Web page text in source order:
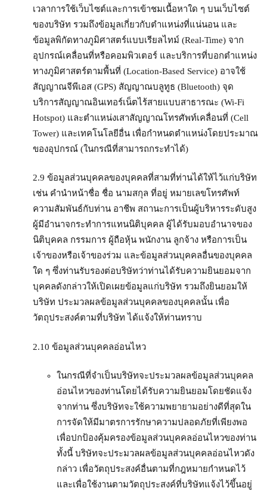
เวลาการใช้เว็บไซต์และการเข้าชมเนื้อหาใด ๆ บนเว็บไซต์
ของบริษัท รวมถึงข้อมูลเกี่ยวกับตำแหน่งที่แน่นอน และ
ข้อมูลพิกัดทางภูมิศาสตร์แบบเรียลไทม์ (Real-Time) จาก
อุปกรณ์เคลื่อนที่หรือคอมพิวเตอร์ และบริการที่บอกตำแหน่ง
ทางภูมิศาสตร์ตามพื้นที่ (Location-Based Service) อาจใช้
สัญญาณจีพีเอส (GPS) สัญญาณบลูทูธ (Bluetooth) จุด
บริการสัญญาณอินเทอร์เน็ตไร้สายแบบสาธารณะ (Wi-Fi
Hotspot) และตำแหน่งเสาสัญญาณโทรศัพท์เคลื่อนที่ (Cell
Tower) และเทคโนโลยีอื่น เพื่อกำหนดตำแหน่งโดยประมาณ
ของอุปกรณ์ (ในกรณีที่สามารถกระทำได้)
2.9 ข้อมูลส่วนบุคคลของบุคคลที่สามที่ท่านได้ให้ไว้แก่บริษัท
เช่น คำนำหน้าชื่อ ชื่อ นามสกุล ที่อยู่ หมายเลขโทรศัพท์
ความสัมพันธ์กับท่าน อาชีพ สถานะการเป็นผู้บริหารระดับสูง
ผู้มีอำนาจกระทำการแทนนิติบุคคล ผู้ได้รับมอบอำนาจของ
นิติบุคคล กรรมการ ผู้ถือหุ้น พนักงาน ลูกจ้าง หรือการเป็น
เจ้าของหรือเจ้าของร่วม และข้อมูลส่วนบุคคลอื่นของบุคคล
ใด ๆ ซึ่งท่านรับรองต่อบริษัทว่าท่านได้รับความยินยอมจาก
บุคคลดังกล่าวให้เปิดเผยข้อมูลแก่บริษัท รวมถึงยินยอมให้
บริษัท ประมวลผลข้อมูลส่วนบุคคลของบุคคลนั้น เพื่อ
วัตถุประสงค์ตามที่บริษัท ได้แจ้งให้ท่านทราบ
2.10 ข้อมูลส่วนบุคคลอ่อนไหว
ในกรณีที่จำเป็นบริษัทจะประมวลผลข้อมูลส่วนบุคคล
อ่อนไหวของท่านโดยได้รับความยินยอมโดยชัดแจ้ง
จากท่าน ซึ่งบริษัทจะใช้ความพยายามอย่างดีที่สุดใน
การจัดให้มีมาตรการรักษาความปลอดภัยที่เพียงพอ
เพื่อปกป้องคุ้มครองข้อมูลส่วนบุคคลอ่อนไหวของท่าน
ทั้งนี้ บริษัทจะประมวลผลข้อมูลส่วนบุคคลอ่อนไหวดัง
กล่าว เพื่อวัตถุประสงค์อื่นตามที่กฎหมายกำหนดไว้
และเพื่อใช้งานตามวัตถุประสงค์ที่บริษัทแจ้งไว้ขึ้นอยู่